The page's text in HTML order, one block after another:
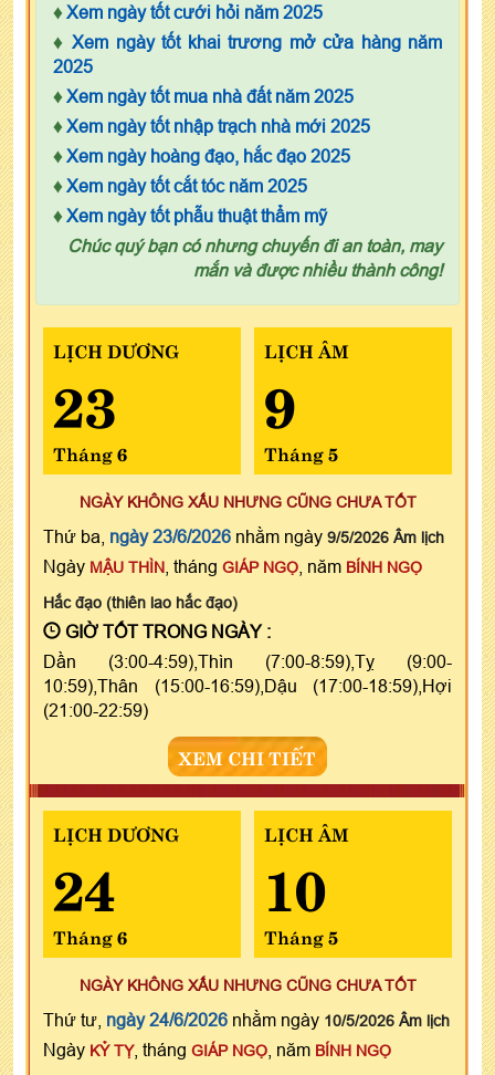
♦ Xem ngày tốt cưới hỏi năm 2025
♦ Xem ngày tốt khai trương mở cửa hàng năm
2025
♦ Xem ngày tốt mua nhà đất năm 2025
♦ Xem ngày tốt nhập trạch nhà mới 2025
♦ Xem ngày hoàng đạo, hắc đạo 2025
♦ Xem ngày tốt cắt tóc năm 2025
♦ Xem ngày tốt phẫu thuật thẩm mỹ
Chúc quý bạn có nhưng chuyến đi an toàn, may
mắn và được nhiều thành công!
LỊCH DƯƠNG
23
Tháng 6
LỊCH ÂM
9
Tháng 5
NGÀY KHÔNG XẤU NHƯNG CŨNG CHƯA TỐT
Thứ ba, ngày 23/6/2026 nhằm ngày 9/5/2026 Âm lịch
Ngày MẬU THÌN , tháng GIÁP NGỌ , năm BÍNH NGỌ
Hắc đạo (thiên lao hắc đạo)
GIỜ TỐT TRONG NGÀY :
Dần (3:00-4:59),Thìn (7:00-8:59),Tỵ (9:00-
10:59),Thân (15:00-16:59),Dậu (17:00-18:59),Hợi
(21:00-22:59)
XEM CHI TIẾT
LỊCH DƯƠNG
24
Tháng 6
LỊCH ÂM
10
Tháng 5
NGÀY KHÔNG XẤU NHƯNG CŨNG CHƯA TỐT
Thứ tư, ngày 24/6/2026 nhằm ngày 10/5/2026 Âm lịch
Ngày KỶ TỴ, tháng GIÁP NGỌ , năm BÍNH NGỌ